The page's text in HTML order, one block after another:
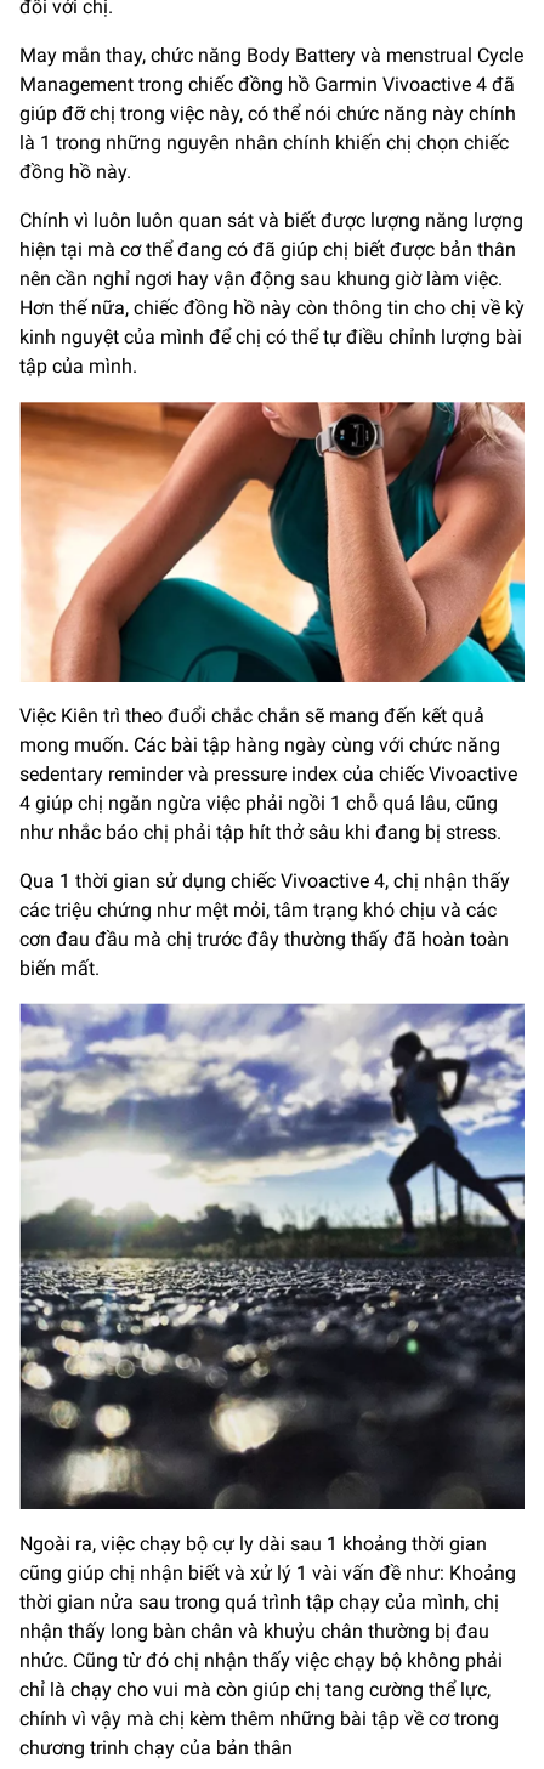
đối với chị.
May mắn thay, chức năng Body Battery và menstrual Cycle
Management trong chiếc đồng hồ Garmin Vivoactive 4 đã
giúp đỡ chị trong việc này, có thể nói chức năng này chính
là 1 trong những nguyên nhân chính khiến chị chọn chiếc
đồng hồ này.
Chính vì luôn luôn quan sát và biết được lượng năng lượng
hiện tại mà cơ thể đang có đã giúp chị biết được bản thân
nên cần nghỉ ngơi hay vận động sau khung giờ làm việc.
Hơn thế nữa, chiếc đồng hồ này còn thông tin cho chị về kỳ
kinh nguyệt của mình để chị có thể tự điều chỉnh lượng bài
tập của mình.
Việc Kiên trì theo đuổi chắc chắn sẽ mang đến kết quả
mong muốn. Các bài tập hàng ngày cùng với chức năng
sedentary reminder và pressure index của chiếc Vivoactive
4 giúp chị ngăn ngừa việc phải ngồi 1 chỗ quá lâu, cũng
như nhắc báo chị phải tập hít thở sâu khi đang bị stress.
Qua 1 thời gian sử dụng chiếc Vivoactive 4, chị nhận thấy
các triệu chứng như mệt mỏi, tâm trạng khó chịu và các
cơn đau đầu mà chị trước đây thường thấy đã hoàn toàn
biến mất.
Ngoài ra, việc chạy bộ cự ly dài sau 1 khoảng thời gian
cũng giúp chị nhận biết và xử lý 1 vài vấn đề như: Khoảng
thời gian nửa sau trong quá trình tập chạy của mình, chị
nhận thấy long bàn chân và khuỷu chân thường bị đau
nhức. Cũng từ đó chị nhận thấy việc chạy bộ không phải
chỉ là chạy cho vui mà còn giúp chị tang cường thể lực,
chính vì vậy mà chị kèm thêm những bài tập về cơ trong
chương trinh chạy của bản thân